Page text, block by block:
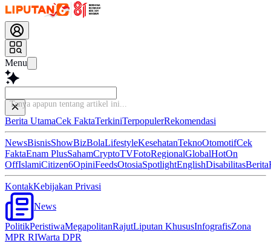
Menu
Baca lebi
Berita UtamaCek FaktaTerkiniTerpopulerRekomendasi
NewsBisnisShowBizBolaLifestyleKesehatanTeknoOtomotifCek
FaktaEnam PlusSahamCryptoTVFotoRegionalGlobalHotOn
OffIslamiCitizen6OpiniFeedsOtosiaSpotlightEnglishDisabilitasBerita
KontakKebijakan Privasi
News
PolitikPeristiwaMegapolitanRajutLiputan KhususInfografisZona
MPR RIWarta DPR